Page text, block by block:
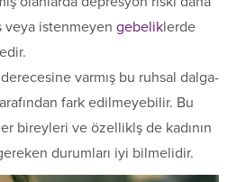
veya istenmeyen gebeliklerde
varmış bu ruhsal dalga­
fark edilmeyebilir. Bu
bireyleri ve özelliklş de kadının
durumları iyi bilmelidir.